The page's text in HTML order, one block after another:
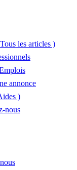
les articles )
annonce
)
nous